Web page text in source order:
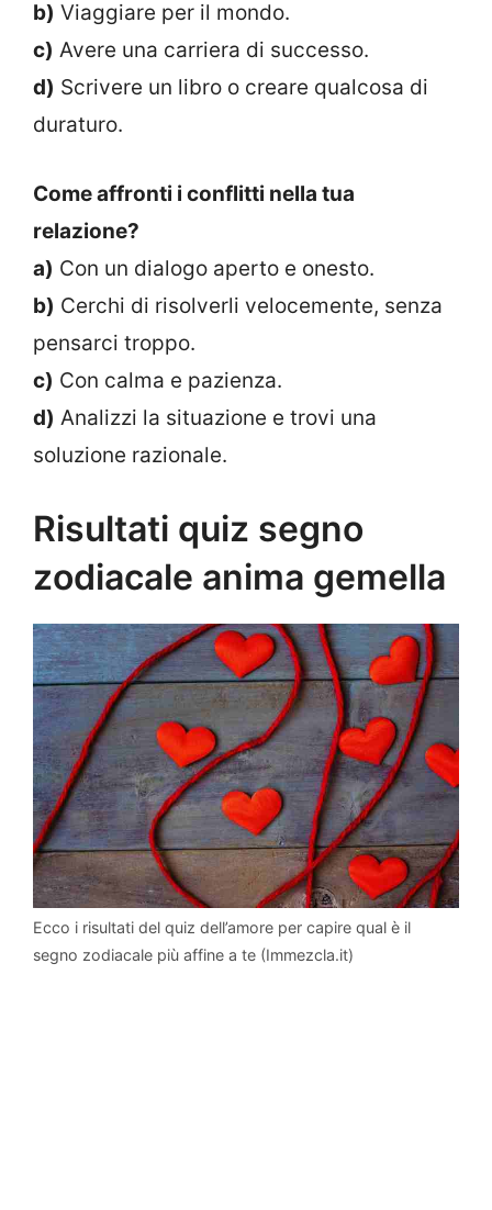
b) Viaggiare per il mondo.
c) Avere una carriera di successo.
d) Scrivere un libro o creare qualcosa di
duraturo.
Come affronti i conflitti nella tua
relazione?
a) Con un dialogo aperto e onesto.
b) Cerchi di risolverli velocemente, senza
pensarci troppo.
c) Con calma e pazienza.
d) Analizzi la situazione e trovi una
soluzione razionale.
Risultati quiz segno
zodiacale anima gemella
Ecco i risultati del quiz dell’amore per capire qual è il
segno zodiacale più affine a te (Immezcla.it)